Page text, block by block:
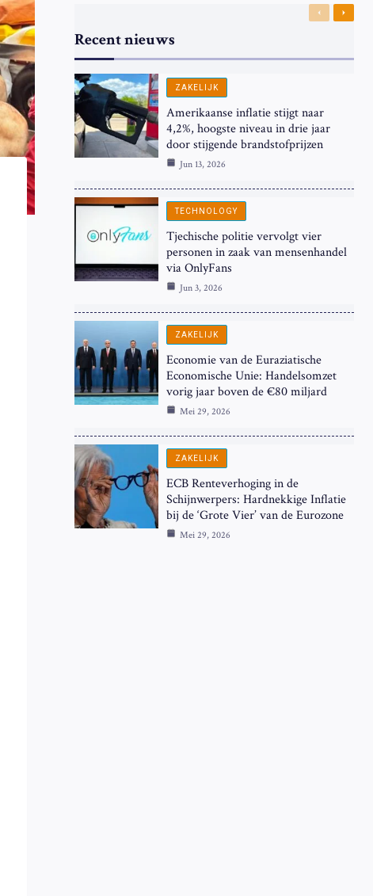
Recent nieuws
Previous
Next
ZAKELIJK
Amerikaanse inflatie stijgt naar
4,2%, hoogste niveau in drie jaar
door stijgende brandstofprijzen
Jun 13, 2026
TECHNOLOGY
Tjechische politie vervolgt vier
personen in zaak van mensenhandel
via OnlyFans
Jun 3, 2026
ZAKELIJK
Economie van de Euraziatische
Economische Unie: Handelsomzet
vorig jaar boven de €80 miljard
Mei 29, 2026
ZAKELIJK
ECB Renteverhoging in de
Schijnwerpers: Hardnekkige Inflatie
bij de ‘Grote Vier’ van de Eurozone
Mei 29, 2026